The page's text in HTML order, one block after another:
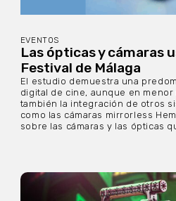
EVENTOS
Las ópticas y cámaras
Festival de Málaga
El estudio demuestra una
digital de cine, aunque en
también la integración de otros
como las cámaras mirrorless
sobre las cámaras y las ópticas